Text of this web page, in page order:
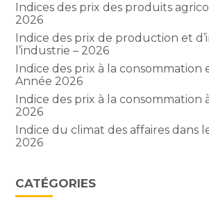
Indices des prix des produits
2026
Indice des prix de production et
l’industrie – 2026
Indice des prix à la consommation
Année 2026
Indice des prix à la consommation
2026
Indice du climat des affaires dans
2026
CATÉGORIES